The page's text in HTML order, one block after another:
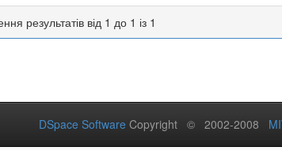
результатів від 1 до 1 із 1
DSpace Software Copyright © 2002-2008